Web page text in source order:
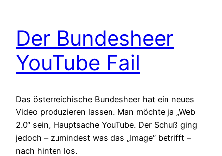
Der Bundesheer
YouTube Fail
Das österreichische Bundesheer hat ein neues
Video produzieren lassen. Man möchte ja „Web
2.0“ sein, Hauptsache YouTube. Der Schuß ging
jedoch – zumindest was das „Image“ betrifft –
nach hinten los.